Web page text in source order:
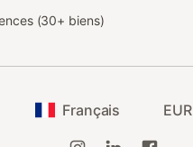
(30+ biens)
Français EUR